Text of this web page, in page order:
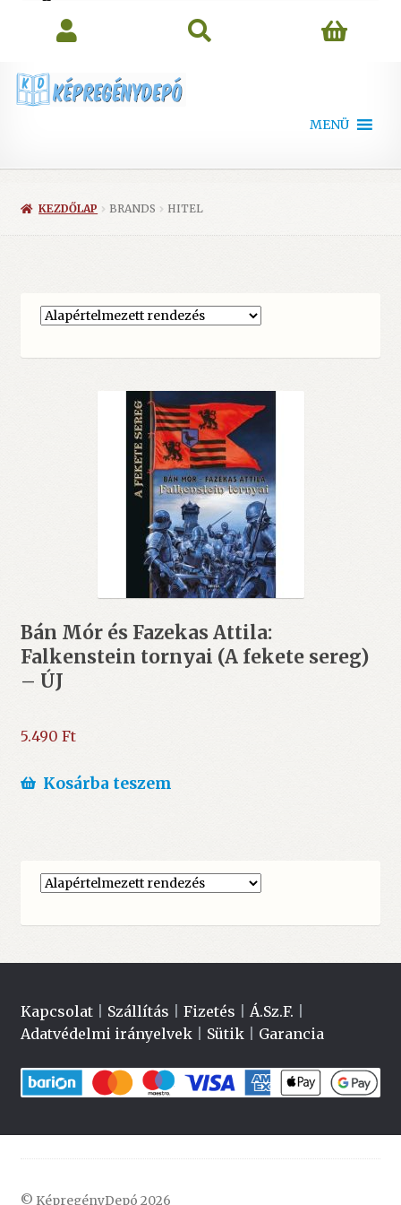
MENÜ
KEZDŐLAP BRANDS HITEL
Bán Mór és Fazekas Attila:
Falkenstein tornyai (A fekete sereg)
– ÚJ
5.490 Ft
Kosárba teszem
Kapcsolat| Szállítás Fizetés Á.Sz.F.
Adatvédelmi irányelvek| Sütik| Garancia
© KépregényDepó 2026